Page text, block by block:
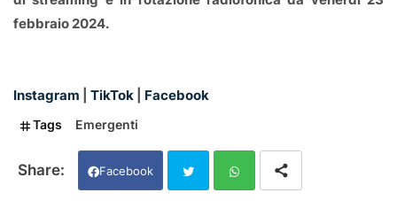
febbraio 2024.
Instagram TikTok Facebook
Tags Emergenti
Facebook